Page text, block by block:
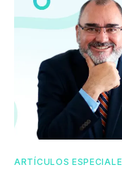
ARTÍCULOS